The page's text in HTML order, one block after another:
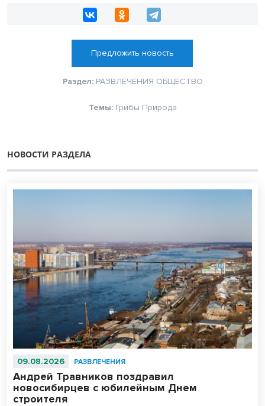
Предложить новость
Раздел: РАЗВЛЕЧЕНИЯ ОБЩЕСТВО
Темы: Грибы Природа
НОВОСТИ РАЗДЕЛА
09.08.2026 РАЗВЛЕЧЕНИЯ
Андрей Травников поздравил
новосибирцев с юбилейным Днем
строителя